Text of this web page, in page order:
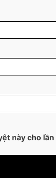
này cho